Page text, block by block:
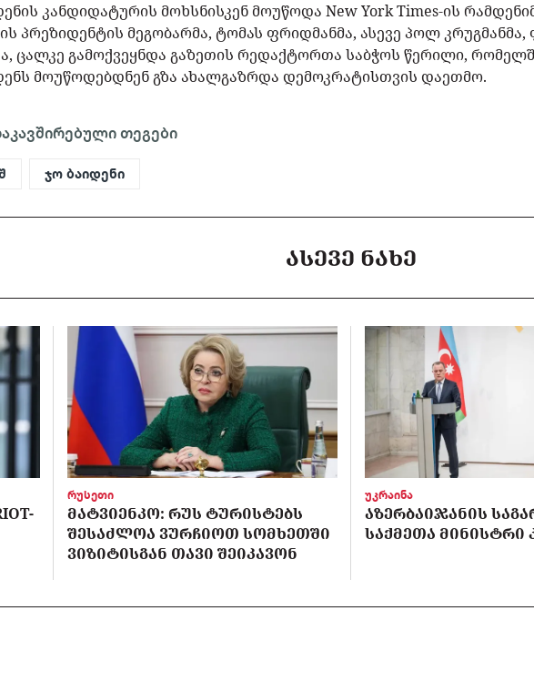
კანდიდატურის მოხსნისკენ მოუწოდა New York Times-ის
პრეზიდენტის მეგობარმა, ტომას ფრიდმანმა, ასევე პოლ კრუგმანმა,
ცალკე გამოქვეყნდა გაზეთის რედაქტორთა საბჭოს წერილი,
მოუწოდებდნენ გზა ახალგაზრდა დემოკრატისთვის დაეთმო.
თეგები
ჯო ბაიდენი
ᲐᲡᲔᲕᲔ ᲜᲐᲮᲔ
რუსეთი
ᲛᲐᲢᲕᲘᲔᲜᲙᲝ: ᲠᲣᲡ ᲢᲣᲠᲘᲡᲢᲔᲑᲡ
ᲨᲔᲡᲐᲫᲚᲝᲐ ᲕᲣᲠᲩᲘᲝᲗ ᲡᲝᲛᲮᲔᲗᲨᲘ
ᲕᲘᲖᲘᲢᲘᲡᲒᲐᲜ ᲗᲐᲕᲘ ᲨᲔᲘᲙᲐᲕᲝᲜ
უკრაინა
ᲐᲖᲔᲠᲑᲐᲘᲯᲐᲜᲘᲡ
ᲡᲐᲥᲛᲔᲗᲐ ᲛᲘᲜᲘᲡᲢᲠᲘ